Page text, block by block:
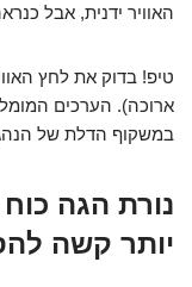
האוויר ידנית, אבל
טיפ! בדוק את לחץ
ארוכה). הערכים
במשקוף הדלת של
יותר קשה